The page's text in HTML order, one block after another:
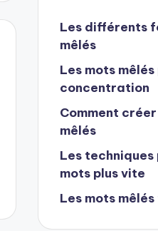
Les différents
mêlés
Les mots
concentration
Comment
mêlés
Les
mots plus vite
Les mots